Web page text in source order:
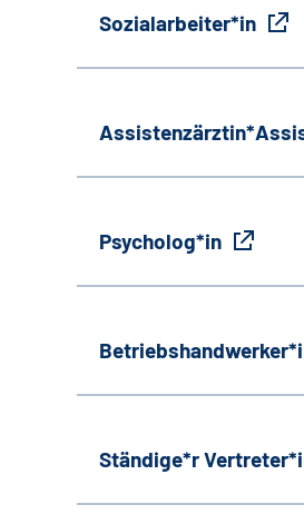
Sozialarbeiter*in
Psycholog*in
Ständige*r